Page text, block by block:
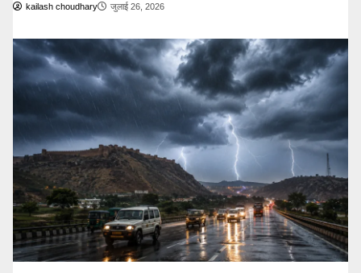
kailash choudhary जुलाई 26, 2026